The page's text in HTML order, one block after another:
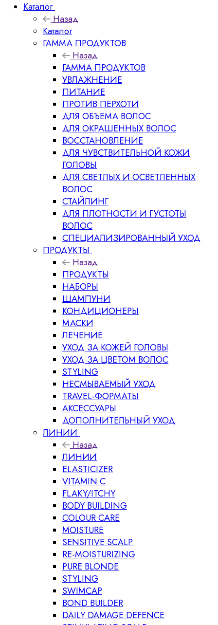
Каталог
Назад
Каталог
ГАММА ПРОДУКТОВ
Назад
ГАММА ПРОДУКТОВ
УВЛАЖНЕНИЕ
ПИТАНИЕ
ПРОТИВ ПЕРХОТИ
ДЛЯ ОБЪЕМА ВОЛОС
ДЛЯ ОКРАШЕННЫХ ВОЛОС
ВОССТАНОВЛЕНИЕ
ДЛЯ ЧУВСТВИТЕЛЬНОЙ КОЖИ
ГОЛОВЫ
ДЛЯ СВЕТЛЫХ И ОСВЕТЛЕННЫХ
ВОЛОС
СТАЙЛИНГ
ДЛЯ ПЛОТНОСТИ И ГУСТОТЫ
ВОЛОС
СПЕЦИАЛИЗИРОВАННЫЙ УХОД
ПРОДУКТЫ
Назад
ПРОДУКТЫ
НАБОРЫ
ШАМПУНИ
КОНДИЦИОНЕРЫ
МАСКИ
ЛЕЧЕНИЕ
УХОД ЗА КОЖЕЙ ГОЛОВЫ
УХОД ЗА ЦВЕТОМ ВОЛОС
STYLING
НЕСМЫВАЕМЫЙ УХОД
TRAVEL-ФОРМАТЫ
АКСЕССУАРЫ
ДОПОЛНИТЕЛЬНЫЙ УХОД
ЛИНИИ
Назад
ЛИНИИ
ELASTICIZER
VITAMIN C
FLAKY/ITCHY
BODY BUILDING
COLOUR CARE
MOISTURE
SENSITIVE SCALP
RE-MOISTURIZING
PURE BLONDE
STYLING
SWIMCAP
BOND BUILDER
DAILY DAMAGE DEFENCE